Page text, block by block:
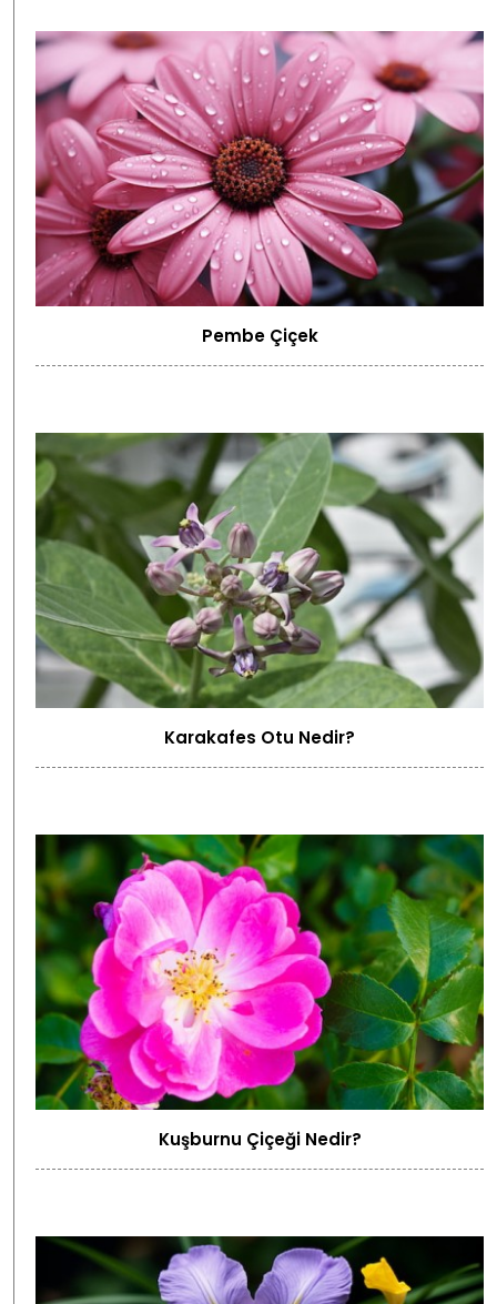
Pembe Çiçek
Karakafes Otu Nedir?
Kuşburnu Çiçeği Nedir?